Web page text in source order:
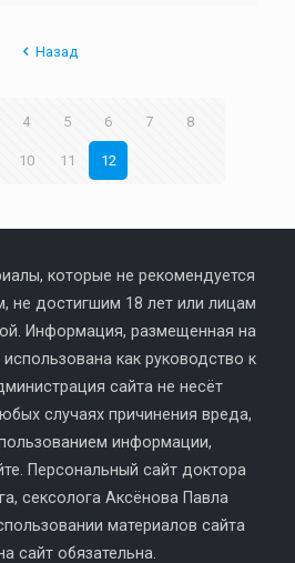
Назад
4 5 6 7 8
10 11 12
которые не рекомендуется
не достигшим 18 лет или лицам
Информация, размещенная на
как руководство к
сайта не несёт
случаях причинения вреда,
информации,
Персональный сайт доктора
сексолога Аксёнова Павла
материалов сайта
сайт обязательна.